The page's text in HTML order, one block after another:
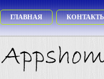
ГЛАВНАЯ